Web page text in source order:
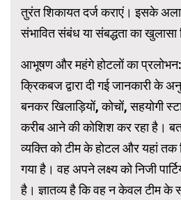
तुरंत शिकायत दर्ज कराएं। इसके
संभावित संबंध या संबद्धता का खुलासा
आभूषण और महंगे होटलों का प्रलोभन:
क्रिकबज द्वारा दी गई जानकारी के
बनकर खिलाड़ियों, कोचों, सहयोगी
करीब आने की कोशिश कर रहा है।
व्यक्ति को टीम के होटल और यहां तक
गया है। वह अपने लक्ष्य को निजी
है। ज्ञातव्य है कि वह न केवल टीम के